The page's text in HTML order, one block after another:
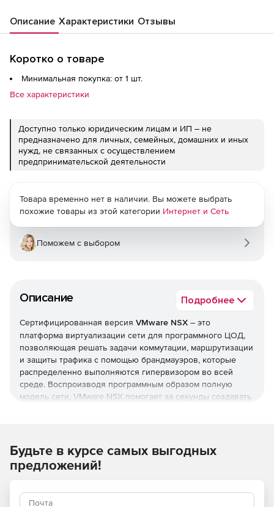
Описание Характеристики Отзывы
Коротко о товаре
Минимальная покупка: от 1 шт.
Все характеристики
Доступно только юридическим лицам и ИП – не
предназначено для личных, семейных, домашних и иных
нужд, не связанных с осуществлением
предпринимательской деятельности
Описание Подробнее
Сертифицированная версия VMware NSX – это
платформа виртуализации сети для программного ЦОД,
позволяющая решать задачи коммутации, маршрутизации
и защиты трафика с помощью брандмауэров, которые
распределенно выполняются гипервизором во всей
среде. Воспроизводя программным образом полную
модель сети, VMware NSX помогает за секунды создавать
средства балансировки нагрузки и другое.
логические сегменты безопасности вплоть до уровня
Товара временно нет в наличии. Вы можете выбрать
похожие товары из этой категории Интернет и Сеть
Поможем с выбором
Будьте в курсе самых выгодных
предложений!